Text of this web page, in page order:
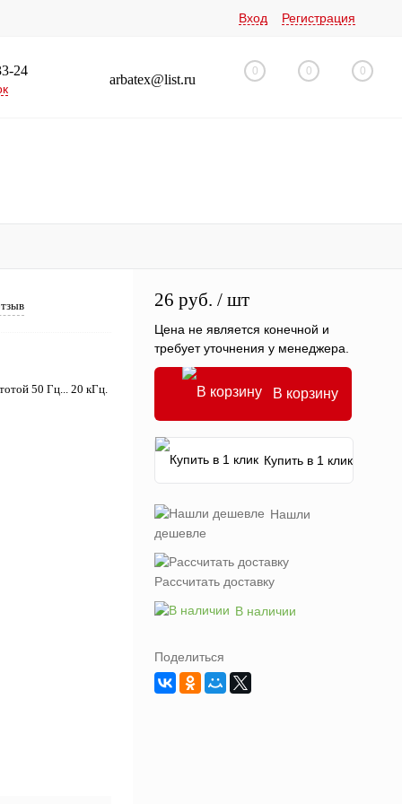
Вход Регистрация
24
arbatex@list.ru
0 0 0
50 Гц... 20 кГц.
26 руб. / шт
Цена не является конечной и
требует уточнения у менеджера.
В корзину
Купить в 1 клик
Нашли
дешевле
Рассчитать доставку
В наличии
Поделиться